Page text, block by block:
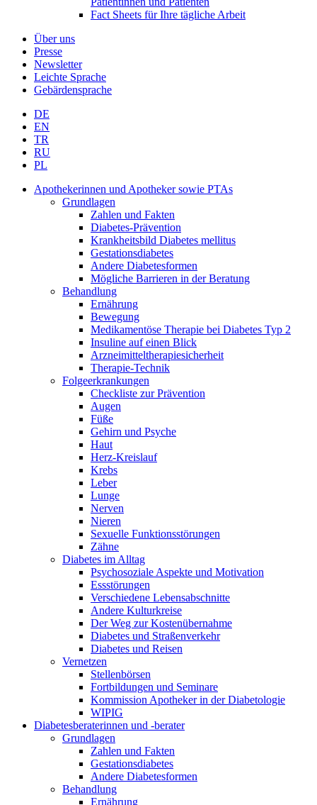
Fact Sheets für Ihre tägliche Arbeit
Über uns
Presse
Newsletter
Leichte Sprache
Gebärdensprache
DE
EN
TR
RU
PL
Apothekerinnen und Apotheker sowie PTAs
Grundlagen
Zahlen und Fakten
Diabetes-Prävention
Krankheitsbild Diabetes mellitus
Gestationsdiabetes
Andere Diabetesformen
Mögliche Barrieren in der Beratung
Behandlung
Ernährung
Bewegung
Medikamentöse Therapie bei Diabetes Typ 2
Insuline auf einen Blick
Arzneimitteltherapie­sicherheit
Therapie-Technik
Fol­ge­er­kran­kun­gen
Checkliste zur Prävention
Augen
Füße
Gehirn und Psyche
Haut
Herz-Kreislauf
Krebs
Leber
Lunge
Nerven
Nieren
Sexuelle Funktionsstörungen
Zähne
Diabetes im Alltag
Psychosoziale Aspekte und Motivation
Essstörungen
Verschiedene Lebensabschnitte
Andere Kulturkreise
Der Weg zur Kostenübernahme
Diabetes und Straßenverkehr
Diabetes und Reisen
Vernetzen
Stellenbörsen
Fortbildungen und Seminare
Kommission Apotheker in der Diabetologie
WIPIG
Diabetesberaterinnen und -berater
Grundlagen
Zahlen und Fakten
Gestationsdiabetes
Andere Diabetesformen
Behandlung
Ernährung